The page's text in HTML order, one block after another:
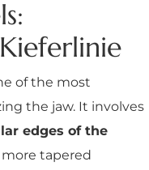
of the most
the jaw. It involves
edges of the
tapered